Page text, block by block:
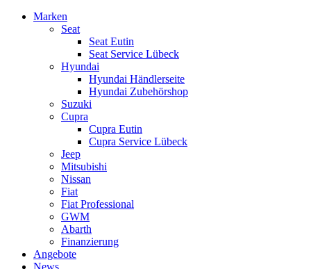
Marken
Seat
Seat Eutin
Seat Service Lübeck
Hyundai
Hyundai Händlerseite
Hyundai Zubehörshop
Suzuki
Cupra
Cupra Eutin
Cupra Service Lübeck
Jeep
Mitsubishi
Nissan
Fiat
Fiat Professional
GWM
Abarth
Finanzierung
Angebote